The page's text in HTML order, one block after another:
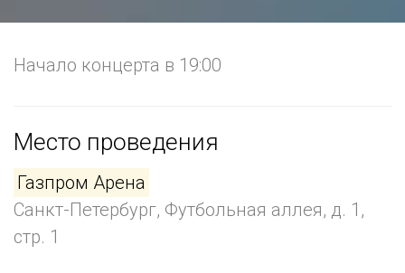
Начало концерта в 19:00
Место проведения
Газпром Арена
Санкт-Петербург, Футбольная аллея, д. 1,
стр. 1